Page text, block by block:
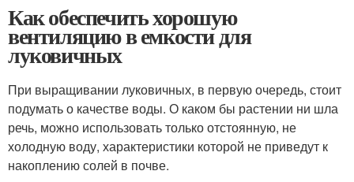
Как обеспечить хорошую
вентиляцию в емкости для
луковичных
При выращивании луковичных, в первую очередь, стоит
подумать о качестве воды. О каком бы растении ни шла
речь, можно использовать только отстоянную, не
холодную воду, характеристики которой не приведут к
накоплению солей в почве.